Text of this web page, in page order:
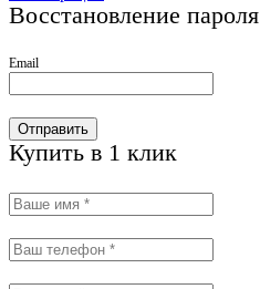
Восстановление пароля
Email
Отправить
Купить в 1 клик